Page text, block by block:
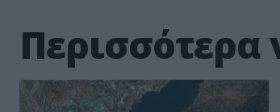
Περισσότερα